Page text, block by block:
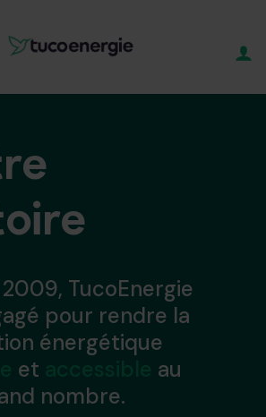
TucoEnergie
pour rendre la
énergétique
et
au
nombre.